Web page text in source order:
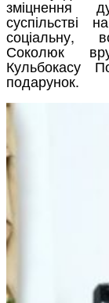
зміцнення
суспільстві
соціальну,
Соколюк
Кульбокасу
подарунок.